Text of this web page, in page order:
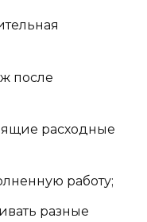
после
расходные
работу;
разные